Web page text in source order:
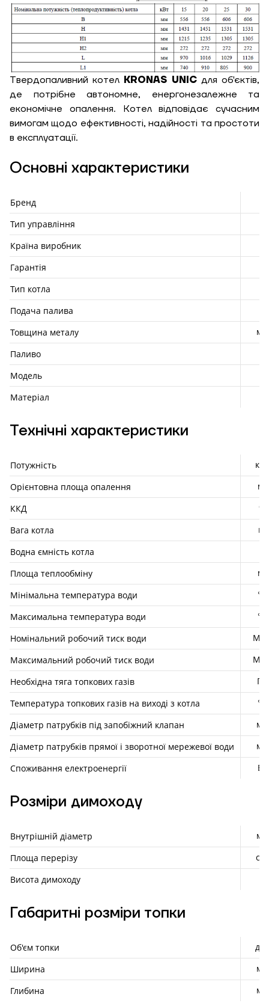
Твердопаливний котел KRONAS UNICдля об'єктів,
де потрібне автономне, енергонезалежне та
економічне опалення. Котел відповідає сучасним
вимогам щодо ефективності, надійності та простоти
в експлуатації.
Основні характеристики
Бренд
Тип управління
Країна виробник
Гарантія
Тип котла
Подача палива
Товщина металу
мм
Паливо
Модель
Матеріал
Технічні характеристики
Потужність
кВт
Орієнтовна площа опалення
м²
ККД
%
Вага котла
кг
Водна ємність котла
Площа теплообміну
м²
Мінімальна температура води
°С
Максимальна температура води
°С
Номінальний робочий тиск води
Максимальний робочий тиск води
Необхідна тяга топкових газів
Па
Температура топкових газів на виході з котла
°C
Діаметр патрубків під запобіжний клапан
мм
Діаметр патрубків прямої і зворотної мережевої води
мм
Споживання електроенергії
Вт
Розміри димоходу
Внутрішній діаметр
мм
Площа перерізу
см²
Висота димоходу
Габаритні розміри топки
Об'єм топки
дм³
Ширина
мм
Глибина
мм